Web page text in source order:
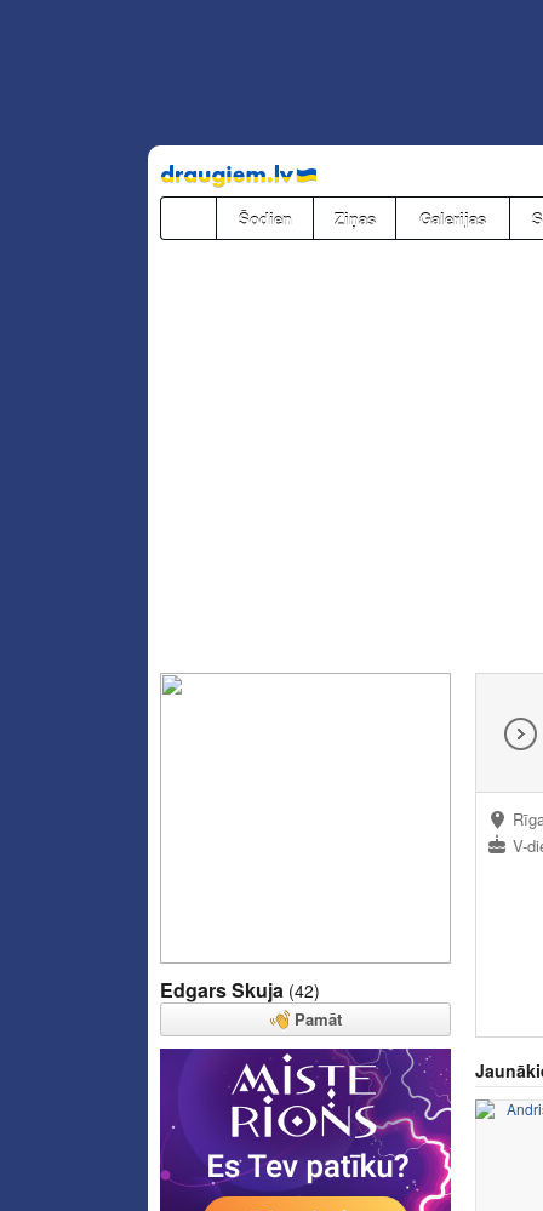
Pāriet
uz
saturu
Šodien Ziņas Galerijas
Edgars Skuja (42)
Pamāt
V-